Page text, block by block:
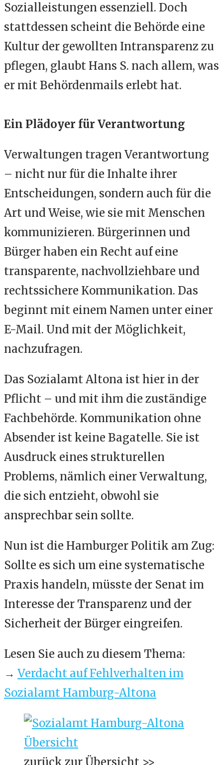
Sozialleistungen essenziell. Doch
stattdessen scheint die Behörde eine
Kultur der gewollten Intransparenz zu
pflegen, glaubt Hans S. nach allem, was
er mit Behördenmails erlebt hat.
Ein Plädoyer für Verantwortung
Verwaltungen tragen Verantwortung
– nicht nur für die Inhalte ihrer
Entscheidungen, sondern auch für die
Art und Weise, wie sie mit Menschen
kommunizieren. Bürgerinnen und
Bürger haben ein Recht auf eine
transparente, nachvollziehbare und
rechtssichere Kommunikation. Das
beginnt mit einem Namen unter einer
E-Mail. Und mit der Möglichkeit,
nachzufragen.
Das Sozialamt Altona ist hier in der
Pflicht – und mit ihm die zuständige
Fachbehörde. Kommunikation ohne
Absender ist keine Bagatelle. Sie ist
Ausdruck eines strukturellen
Problems, nämlich einer Verwaltung,
die sich entzieht, obwohl sie
ansprechbar sein sollte.
Nun ist die Hamburger Politik am Zug:
Sollte es sich um eine systematische
Praxis handeln, müsste der Senat im
Interesse der Transparenz und der
Sicherheit der Bürger eingreifen.
Lesen Sie auch zu diesem Thema:
→ Verdacht auf Fehlverhalten im
Sozialamt Hamburg-Altona